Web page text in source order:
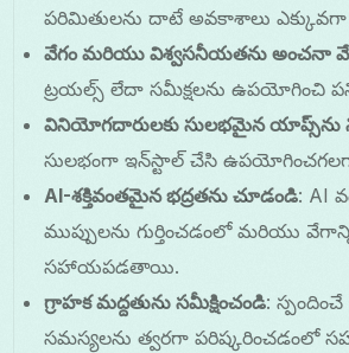
పరిమితులను దాటే అవకాశాలు
వేగం మరియు విశ్వసనీయతను అంచనా
ట్రయల్స్ లేదా సమీక్షలను ఉపయోగించి
వినియోగదారులకు సులభమైన యాప్స్‌ను
సులభంగా ఇన్‌స్టాల్ చేసి
AI-శక్తివంతమైన భద్రతను చూడండి: AI
ముప్పులను గుర్తించడంలో మరియు
సహాయపడతాయి.
గ్రాహక మద్దతును సమీక్షించండి:
సమస్యలను త్వరగా పరిష్కరించడంలో